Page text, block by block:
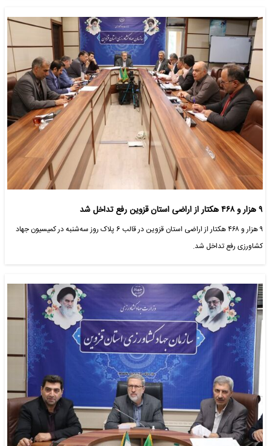
۹ هزار و ۴۶۸ هکتار از اراضی استان قزوین رفع تداخل شد
۹ هزار و ۴۶۸ هکتار از اراضی استان قزوین در قالب 6 پلاک روز سه‌شنبه در کمیسیون جهاد
کشاورزی رفع تداخل شد.